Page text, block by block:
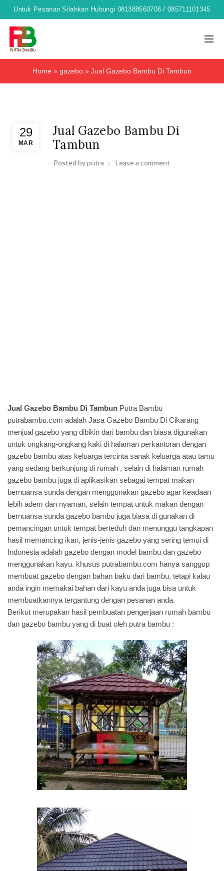
Untuk Pesanan Silahkan Hubungi 081388560706 / 085711101345
Home » gazebo » Jual Gazebo Bambu Di Tambun
29
MAR
Jual Gazebo Bambu Di
Tambun
Posted byputra Leave a comment
Jual Gazebo Bambu Di Tambun Putra Bambu
putrabambu.com adalah Jasa Gazebo Bambu Di Cikarang
menjual gazebo yang dibikin dari bambu dan biasa digunakan
untuk ongkang-ongkang kaki di halaman perkantoran dengan
gazebo bambu atas keluarga tercinta sanak keluarga atau tamu
yang sedang berkunjung di rumah , selain di halaman rumah
gazebo bambu juga di aplikasikan sebagai tempat makan
bernuansa sunda dengan menggunakan gazebo agar keadaan
lebih adem dan nyaman, selain tempat untuk makan dengan
bernuansa sunda gazebo bambu juga biasa di gunakan di
pemancingan untuk tempat berteduh dan menunggu tangkapan
hasil memancing ikan, jenis-jenis gazebo yang sering temui di
Indonesia adalah gazebo dengan model bambu dan gazebo
menggunakan kayu. khusus putrabambu.com hanya sanggup
membuat gazebo dengan bahan baku dari bambu, tetapi kalau
anda ingin memakai bahan dari kayu anda juga bisa untuk
membuatkannya tergantung dengan pesanan anda.
Berikut merupakan hasil pembuatan pengerjaan rumah bambu
dan gazebo bambu yang di buat oleh putra bambu :